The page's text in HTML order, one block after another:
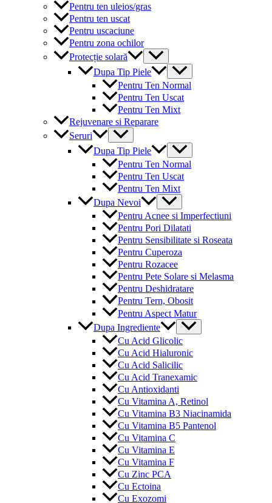
Pentru ten uleios/gras
Pentru ten uscat
Pentru uscaciune
Pentru zona ochilor
Protecție solară
Menu
Toggle
Dupa Tip Piele
Menu
Toggle
Pentru Ten Normal
Pentru Ten Uscat
Pentru Ten Mixt
Rejuvenare si Reparare
Seruri
Menu
Toggle
Dupa Tip Piele
Menu
Toggle
Pentru Ten Normal
Pentru Ten Uscat
Pentru Ten Mixt
Dupa Nevoi
Menu
Toggle
Pentru Acnee si Imperfectiuni
Pentru Pori Dilatati
Pentru Sensibilitate si Roseata
Pentru Cuperoza
Pentru Rozacee
Pentru Pete Solare si Melasma
Pentru Deshidratare
Pentru Tern, Obosit
Pentru Aspect Matur
Dupa Ingrediente
Menu
Toggle
Cu Acid Glicolic
Cu Acid Hialuronic
Cu Acid Salicilic
Cu Acid Tranexamic
Cu Antioxidanti
Cu Vitamina A, Retinol
Cu Vitamina B3 Niacinamida
Cu Vitamina B5 Pantenol
Cu Vitamina C
Cu Vitamina E
Cu Vitamina F
Cu Zinc PCA
Cu Ectoina
Cu Exozomi